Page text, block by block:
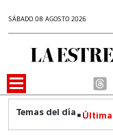
SÁBADO 08 AGOSTO 2026